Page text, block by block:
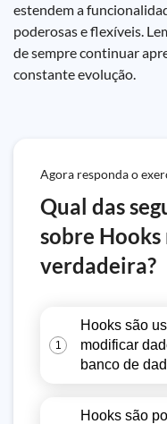
estendem a
poderosas e flexíveis.
de sempre continuar
constante evolução.
Agora responda o
Qual das
sobre Hooks
verdadeira?
1
Hooks são
modificar
banco de
Hooks são